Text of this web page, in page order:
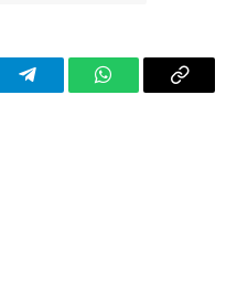
TelegramWhatsAppCopy